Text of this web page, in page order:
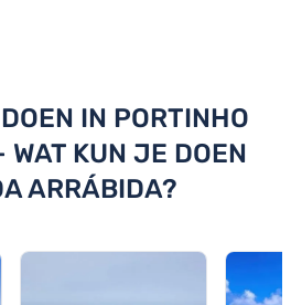
IN PORTINHO
KUN JE DOEN
ARRÁBIDA?